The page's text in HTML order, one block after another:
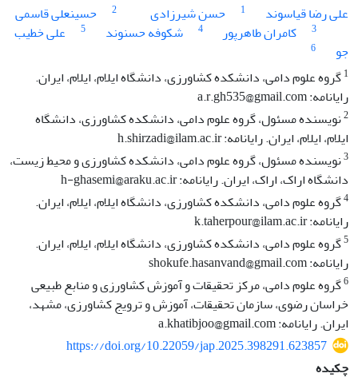
علی رضا قیاسوند
1 حسن شیرزادی 2 حسینعلی قاسمی
3 کامران طاهرپور 4 شکوفه حسنوند 5
علی خطیب
جو
6
1گروه علوم دامی، دانشکده کشاورزی، دانشگاه ایلام، ایلام، ایران.
رایانامه: a.r.gh535@gmail.com
2نویسنده مسئول، گروه علوم دامی، دانشکده کشاورزی، دانشگاه
ایلام، ایلام، ایران. رایانامه: h.shirzadi@ilam.ac.ir
3نویسنده مسئول، گروه علوم دامی، دانشکده کشاورزی و محیط زیست،
دانشگاه اراک، اراک، ایران. رایانامه: h-ghasemi@araku.ac.ir
4گروه علوم دامی، دانشکده کشاورزی، دانشگاه ایلام، ایلام، ایران.
رایانامه: k.taherpour@ilam.ac.ir
5گروه علوم دامی، دانشکده کشاورزی، دانشگاه ایلام، ایلام، ایران.
رایانامه: shokufe.hasanvand@gmail.com
6گروه علوم دامی، مرکز تحقیقات و آموزش کشاورزی و منابع طبیعی
خراسان رضوی، سازمان تحقیقات، آموزش و ترویج کشاورزی، مشهد،
ایران. رایانامه: a.khatibjoo@gmail.com
https://doi.org/10.22059/jap.2025.398291.623857
چکیده